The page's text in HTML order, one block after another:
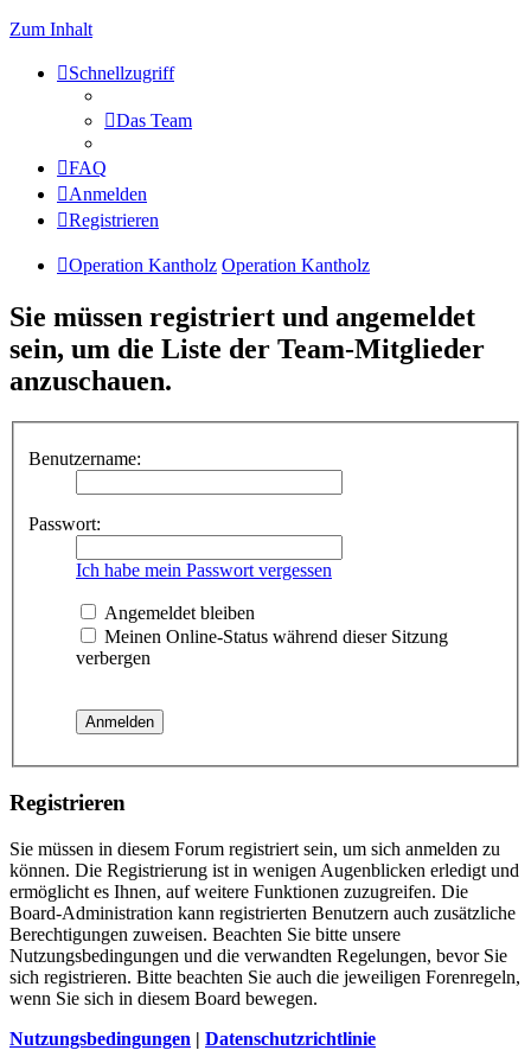
Zum Inhalt
Schnellzugriff
Das Team
FAQ
Anmelden
Registrieren
Operation Kantholz Operation Kantholz
Sie müssen registriert und angemeldet
sein, um die Liste der Team-Mitglieder
anzuschauen.
Benutzername:
Passwort:
Ich habe mein Passwort vergessen
Angemeldet bleiben
Meinen Online-Status während dieser Sitzung
verbergen
Registrieren
Sie müssen in diesem Forum registriert sein, um sich anmelden zu
können. Die Registrierung ist in wenigen Augenblicken erledigt und
ermöglicht es Ihnen, auf weitere Funktionen zuzugreifen. Die
Board-Administration kann registrierten Benutzern auch zusätzliche
Berechtigungen zuweisen. Beachten Sie bitte unsere
Nutzungsbedingungen und die verwandten Regelungen, bevor Sie
sich registrieren. Bitte beachten Sie auch die jeweiligen Forenregeln,
wenn Sie sich in diesem Board bewegen.
Nutzungsbedingungen | Datenschutzrichtlinie